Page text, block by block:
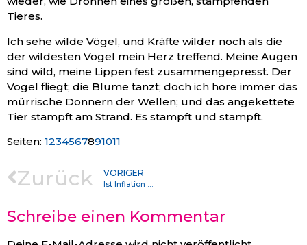
Tieres.
Ich sehe wilde Vögel, und Kräfte wilder noch als die
der wildesten Vögel mein Herz treffend. Meine Augen
sind wild, meine Lippen fest zusammengepresst. Der
Vogel fliegt; die Blume tanzt; doch ich höre immer das
mürrische Donnern der Wellen; und das angekettete
Tier stampft am Strand. Es stampft und stampft.
Seiten: Seite
1,Seite
2,Seite
3,Seite
4,Seite
5,Seite
6,Seite
7,Seite
8,Seite
9,Seite
10,Seite
11
Zurück VORIGER
Ist Inflation ein Nachfrage oder ein Angebots Problem?
Schreibe einen Kommentar